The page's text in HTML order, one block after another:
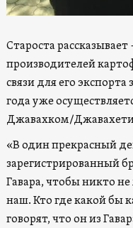
Староста
производителей
связи для его
года уже
Джавахком/
«В один прекрасный
зарегистрированный
Гавара, чтобы никто
наш. Кто где какой бы
говорят, что он из